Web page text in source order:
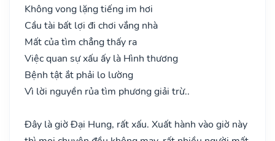
Không vong lặng tiếng im hơi
Cầu tài bất lợi đi chơi vắng nhà
Mất của tìm chẳng thấy ra
Việc quan sự xấu ấy là Hình thương
Bệnh tật ắt phải lo lường
Vì lời nguyền rủa tìm phương giải trừ..
Đây là giờ Đại Hung, rất xấu. Xuất hành vào giờ này